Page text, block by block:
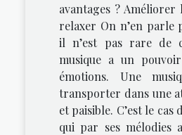
avantages ?
relaxer On n’en parle
il n’est pas rare de
musique a un
émotions. Une
transporter dans une
et paisible. C’est le cas
qui par ses mélodies